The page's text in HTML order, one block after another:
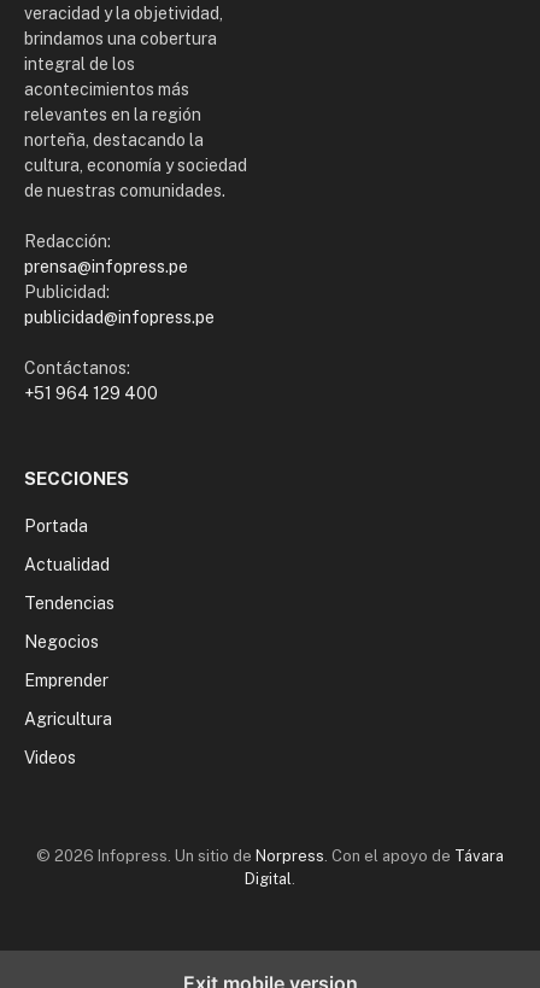
veracidad y la objetividad,
brindamos una cobertura
integral de los
acontecimientos más
relevantes en la región
norteña, destacando la
cultura, economía y sociedad
de nuestras comunidades.
Redacción:
prensa@infopress.pe
Publicidad:
publicidad@infopress.pe
Contáctanos:
+51 964 129 400
SECCIONES
Portada
Actualidad
Tendencias
Negocios
Emprender
Agricultura
Videos
© 2026 Infopress. Un sitio de Norpress. Con el apoyo de Távara
Digital.